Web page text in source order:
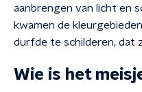
aanbrengen van licht en
kwamen de
durfde te schilderen, dat
Wie is het